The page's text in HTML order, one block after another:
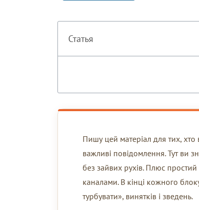
Статья
Пишу цей матеріал для тих, хто
важливі повідомлення. Тут ви
без зайвих рухів. Плюс
каналами. В кінці кожного
турбувати», винятків і зведень.